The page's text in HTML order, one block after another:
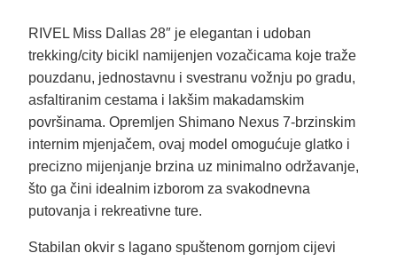
RIVEL Miss Dallas 28″ je elegantan i udoban
trekking/city bicikl namijenjen vozačicama koje traže
pouzdanu, jednostavnu i svestranu vožnju po gradu,
asfaltiranim cestama i lakšim makadamskim
površinama. Opremljen Shimano Nexus 7‑brzinskim
internim mjenjačem, ovaj model omogućuje glatko i
precizno mijenjanje brzina uz minimalno održavanje,
što ga čini idealnim izborom za svakodnevna
putovanja i rekreativne ture.
Stabilan okvir s lagano spuštenom gornjom cijevi